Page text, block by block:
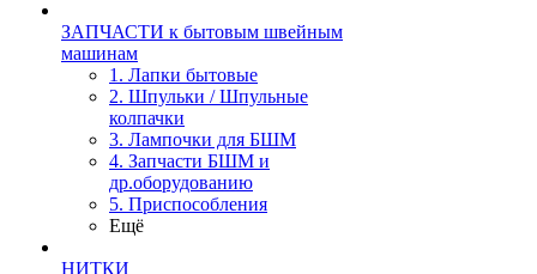
ЗАПЧАСТИ к бытовым швейным
машинам
1. Лапки бытовые
2. Шпульки / Шпульные
колпачки
3. Лампочки для БШМ
4. Запчасти БШМ и
др.оборудованию
5. Приспособления
Ещё
НИТКИ